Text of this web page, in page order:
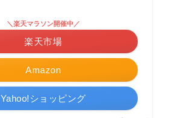
Amazon
＼楽天マラソン開催中／
楽天市場
Yahoo!ショッピング